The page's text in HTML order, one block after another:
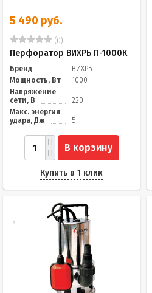
5 490 руб.
(0)
Перфоратор ВИХРЬ П-1000К
Бренд
ВИХРЬ
Мощность, Вт
1000
Напряжение
сети, В
220
Макс. энергия
удара, Дж
5
В корзину
Купить в 1 клик